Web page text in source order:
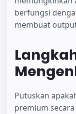
berfungsi
membuat
Putuskan
premium